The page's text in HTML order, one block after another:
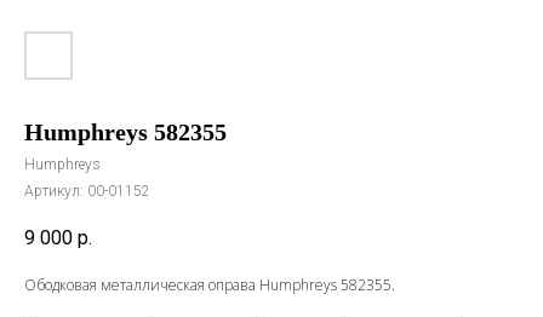
Humphreys 582355
Humphreys
Артикул: 00-01152
9 000 р.
Ободковая металлическая оправа Humphreys 582355.